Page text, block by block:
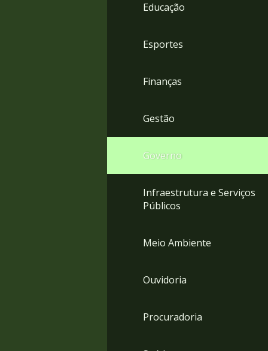
Educação
Esportes
Finanças
Gestão
Governo
Infraestrutura e Serviços
Públicos
Meio Ambiente
Ouvidoria
Procuradoria